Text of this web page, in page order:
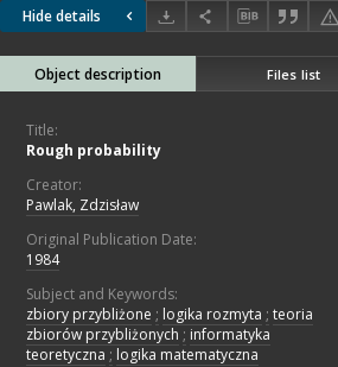
Hide details
Object description Files list
Title:
Rough probability
Creator:
Pawlak, Zdzisław
Original Publication Date:
1984
Subject and Keywords:
zbiory przybliżone ; logika rozmyta ; teoria
zbiorów przybliżonych ; informatyka
teoretyczna ; logika matematyczna